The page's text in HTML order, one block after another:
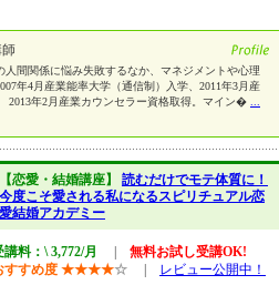
師
人間関係に悩み失敗するなか、マネジメントや心理
年4月産業能率大学（通信制）入学、2011年3月産
2013年2月産業カウンセラー資格取得。マイン�
【恋愛・結婚講座】 読むだけでモテ体質に！
今度こそ愛される私になるスピリチュアル恋
愛結婚アカデミー
講料：\ 3,772/月
無料お試し受講OK!
すすめ度 ★★★★☆
レビュー公開中！